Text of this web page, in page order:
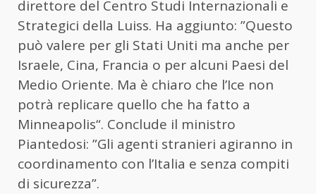
direttore del Centro Studi Internazionali e
Strategici della Luiss. Ha aggiunto: ”Questo
può valere per gli Stati Uniti ma anche per
Israele, Cina, Francia o per alcuni Paesi del
Medio Oriente. Ma è chiaro che l’Ice non
potrà replicare quello che ha fatto a
Minneapolis“. Conclude il ministro
Piantedosi: ”Gli agenti stranieri agiranno in
coordinamento con l’Italia e senza compiti
di sicurezza”.